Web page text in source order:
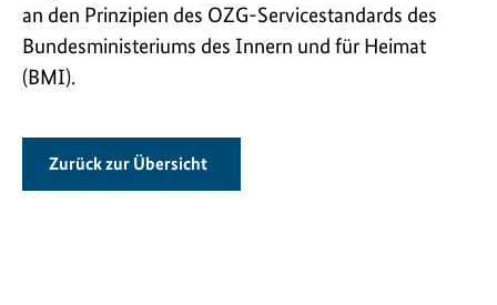
an den Prinzipien des OZG-Servicestandards des
Bundesministeriums des Innern und für Heimat
(BMI).
Zurück zur Übersicht